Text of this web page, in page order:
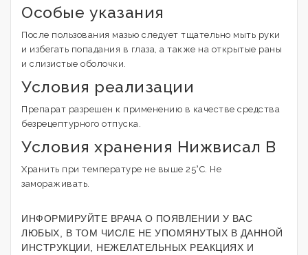
Особые указания
После пользования мазью следует тщательно мыть руки
и избегать попадания в глаза, а также на открытые раны
и слизистые оболочки.
Условия реализации
Препарат разрешен к применению в качестве средства
безрецептурного отпуска.
Условия хранения Нижвисал В
Хранить при температуре не выше 25°С. Не
замораживать.
ИНФОРМИРУЙТЕ ВРАЧА О ПОЯВЛЕНИИ У ВАС
ЛЮБЫХ, В ТОМ ЧИСЛЕ НЕ УПОМЯНУТЫХ В ДАННОЙ
ИНСТРУКЦИИ, НЕЖЕЛАТЕЛЬНЫХ РЕАКЦИЯХ И